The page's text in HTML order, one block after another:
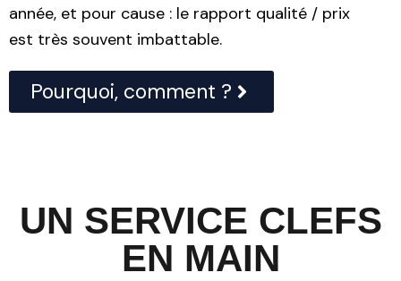
année, et pour cause : le rapport qualité / prix
est très souvent imbattable.
Pourquoi, comment ?
UN SERVICE CLEFS
EN MAIN